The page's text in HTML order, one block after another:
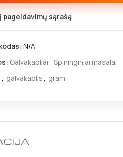
pageidavimų sąrašą
N/A
Galvakabliai, Spininginiai masalai
, galvakablis, gram